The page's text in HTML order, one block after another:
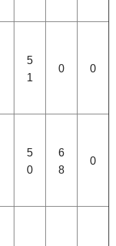
5
1
0 0
5
0
6
8
0